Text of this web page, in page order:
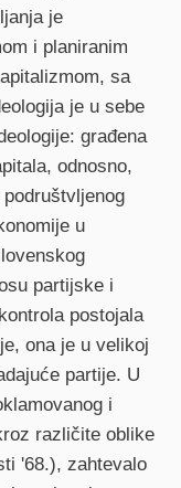
je
i planiranim
sa
je u sebe
građena
odnosno,
u
partijske i
postojala
ona je u velikoj
partije. U
i
različite oblike
'68.), zahtevalo